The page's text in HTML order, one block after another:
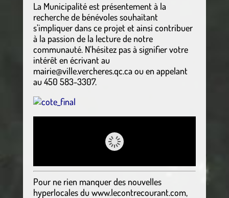
La Municipalité est présentement à la
recherche de bénévoles souhaitant
s’impliquer dans ce projet et ainsi contribuer
à la passion de la lecture de notre
communauté. N’hésitez pas à signifier votre
intérêt en écrivant au
mairie@ville.vercheres.qc.ca ou en appelant
au 450 583-3307.
Pour ne rien manquer des nouvelles
hyperlocalesdu www.lecontrecourant.com,